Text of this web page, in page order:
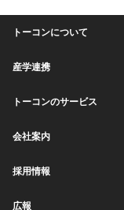
トーコンについて
産学連携
トーコンのサービス
会社案内
採用情報
広報